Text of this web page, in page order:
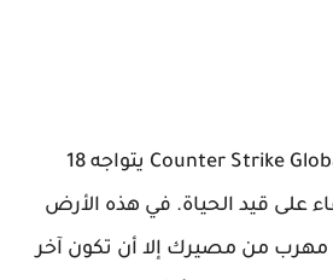
في لعبة Counter Strike Global Offensive يتواجه 18
على قيد الحياة. في هذه الأرض
مهرب من مصيرك إلا أن تكون آخر